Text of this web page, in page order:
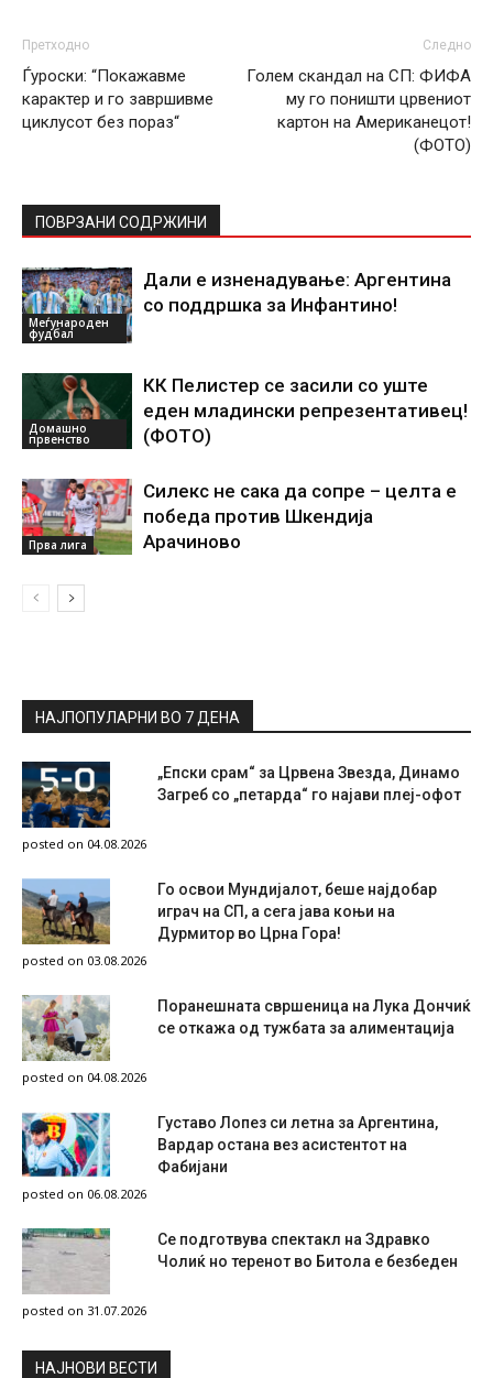
Претходно
Ѓуроски: “Покажавме
карактер и го завршивме
циклусот без пораз“
Следно
Голем скандал на СП: ФИФА
му го поништи црвениот
картон на Американецот!
(ФОТО)
ПОВРЗАНИ СОДРЖИНИ
Меѓународен
фудбал
Дали е изненадување: Аргентина
со поддршка за Инфантино!
Домашно
првенство
КК Пелистер се засили со уште
еден младински репрезентативец!
(ФОТО)
Прва лига
Силекс не сака да сопре – целта е
победа против Шкендија
Арачиново
НАЈПОПУЛАРНИ ВО 7 ДЕНА
„Епски срам“ за Црвена Звезда, Динамо
Загреб со „петарда“ го најави плеј-офот
posted on 04.08.2026
Го освои Мундијалот, беше најдобар
играч на СП, а сега јава коњи на
Дурмитор во Црна Гора!
posted on 03.08.2026
Поранешната свршеница на Лука Дончиќ
се откажа од тужбата за алиментација
posted on 04.08.2026
Густаво Лопез си летна за Аргентина,
Вардар остана вез асистентот на
Фабијани
posted on 06.08.2026
Се подготвува спектакл на Здравко
Чолиќ но теренот во Битола е безбеден
posted on 31.07.2026
НAЈНОВИ ВЕСТИ